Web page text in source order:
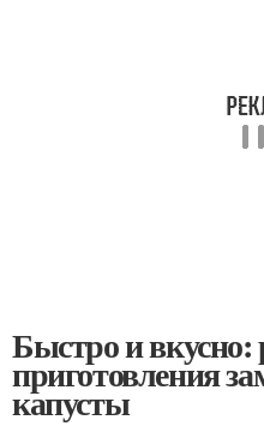
Быстро и вкусно:
приготовления
капусты